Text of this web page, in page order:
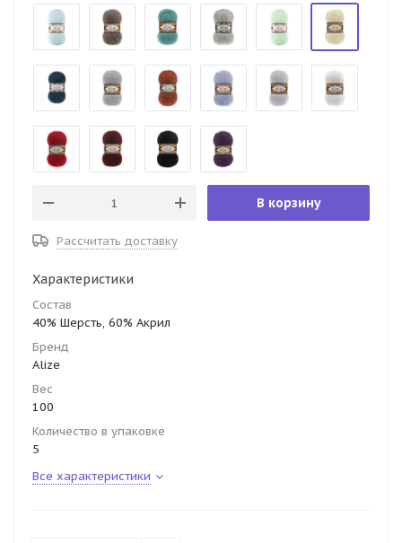
В корзину
Рассчитать доставку
Характеристики
Состав
40% Шерсть, 60% Акрил
Бренд
Alize
Вес
100
Количество в упаковке
5
Все характеристики